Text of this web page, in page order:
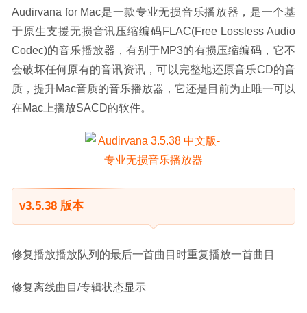
Audirvana for Mac是一款专业无损音乐播放器，是一个基
于原生支援无损音讯压缩编码FLAC(Free Lossless Audio
Codec)的音乐播放器，有别于MP3的有损压缩编码，它不
会破坏任何原有的音讯资讯，可以完整地还原音乐CD的音
质，提升Mac音质的音乐播放器，它还是目前为止唯一可以
在Mac上播放SACD的软件。
v3.5.38 版本
修复播放播放队列的最后一首曲目时重复播放一首曲目
修复离线曲目/专辑状态显示